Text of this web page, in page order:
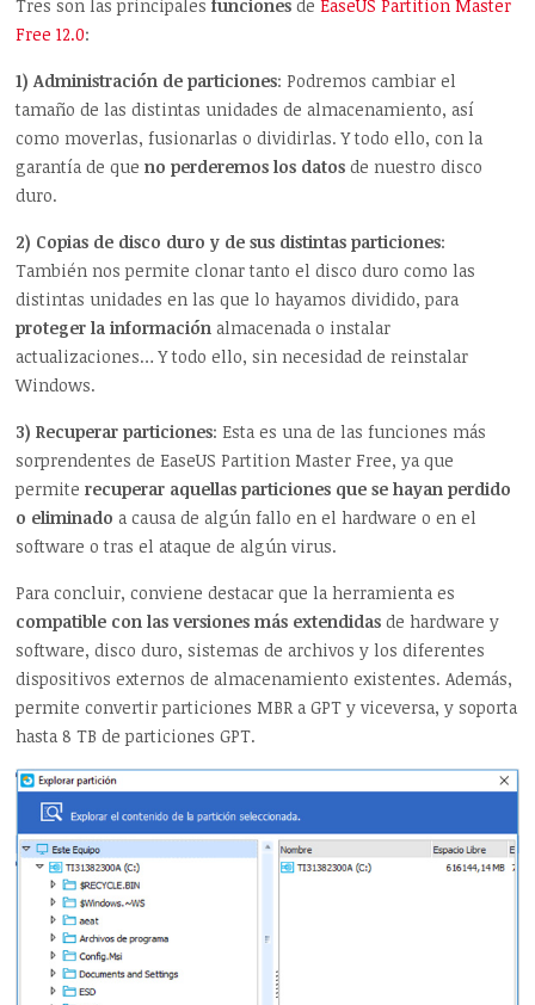
Tres son las principalesfunciones deEaseUS Partition Master
Free 12.0:
1) Administración de particiones: Podremos cambiar el
tamaño de las distintas unidades de almacenamiento, así
como moverlas, fusionarlas o dividirlas. Y todo ello, con la
garantía de queno perderemos los datos de nuestro disco
duro.
2) Copias de disco duro y de sus distintas particiones:
También nos permite clonar tanto el disco duro como las
distintas unidades en las que lo hayamos dividido, para
proteger la información almacenada o instalar
actualizaciones… Y todo ello, sin necesidad de reinstalar
Windows.
3) Recuperar particiones: Esta es una de las funciones más
sorprendentes de EaseUS Partition Master Free, ya que
permiterecuperar aquellas particiones que se hayan perdido
o eliminado a causa de algún fallo en el hardware o en el
software o tras el ataque de algún virus.
Para concluir, conviene destacar que la herramienta es
compatible con las versiones más extendidas de hardware y
software, disco duro, sistemas de archivos y los diferentes
dispositivos externos de almacenamiento existentes. Además,
permite convertir particiones MBR a GPT y viceversa, y soporta
hasta 8 TB de particiones GPT.